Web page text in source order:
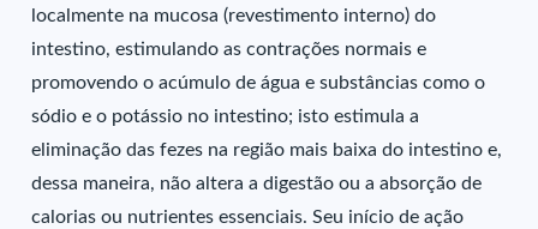
localmente na mucosa (revestimento interno) do
intestino, estimulando as contrações normais e
promovendo o acúmulo de água e substâncias como o
sódio e o potássio no intestino; isto estimula a
eliminação das fezes na região mais baixa do intestino e,
dessa maneira, não altera a digestão ou a absorção de
calorias ou nutrientes essenciais. Seu início de ação